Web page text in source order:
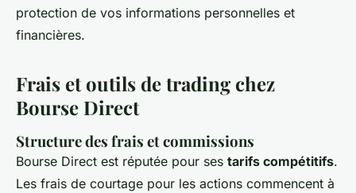
protection de vos informations personnelles et
financières.
Frais et outils de trading chez
Bourse Direct
Structure des frais et commissions
Bourse Direct est réputée pour ses tarifs compétitifs.
Les frais de courtage pour les actions commencent à